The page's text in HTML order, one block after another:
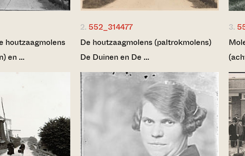
houtzaagmolens
en …
2. 552_314477
De houtzaagmolens (paltrokmolens)
De Duinen en De …
3.